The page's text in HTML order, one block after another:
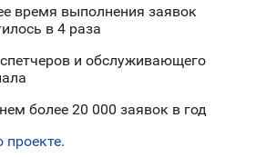
время выполнения заявок
в 4 раза
и обслуживающего
более 20 000 заявок в год
проекте.